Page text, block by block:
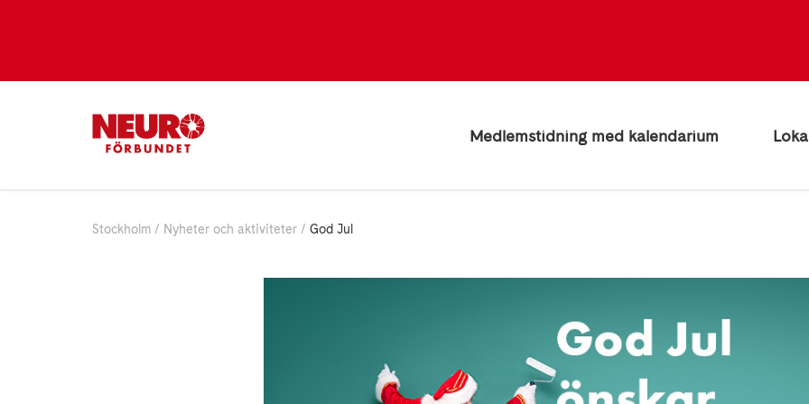
Medlemstidning med kalendarium
Stockholm Nyheter och aktiviteter God Jul